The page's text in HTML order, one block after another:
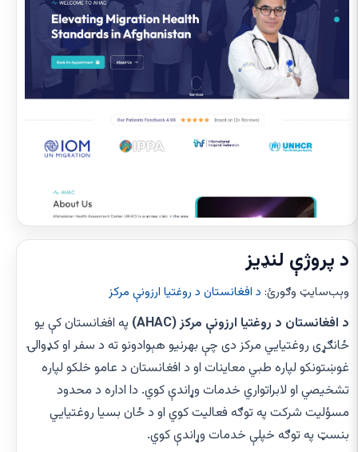
د پروژې لنډیز
وېب‌سایټ وګورئ: د افغانستان د روغتیا ارزونې مرکز
د افغانستان د روغتیا ارزونې مرکز (AHAC)
په افغانستان کې یو
ځانګړی روغتیايي مرکز دی چې بهرنیو هېوادونو ته د سفر او کډوالۍ
غوښتونکو لپاره طبي معاینات او د افغانستان د عامو خلکو لپاره
تشخیصي او لابراتواري خدمات وړاندې کوي. دا اداره د محدود
مسؤلیت شرکت په توګه فعالیت کوي او د ځان بسیا روغتیايي
بنسټ په توګه خپلې خدمات وړاندې کوي.